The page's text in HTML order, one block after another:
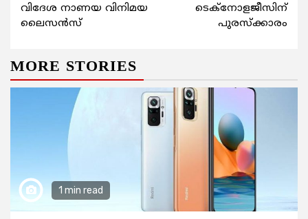
വിദേശ നാണയ വിനിമയ
ലൈസന്‍സ്
ടെക്നോളജീസിന്
പുരസ്ക്കാരം
MORE STORIES
1 min read